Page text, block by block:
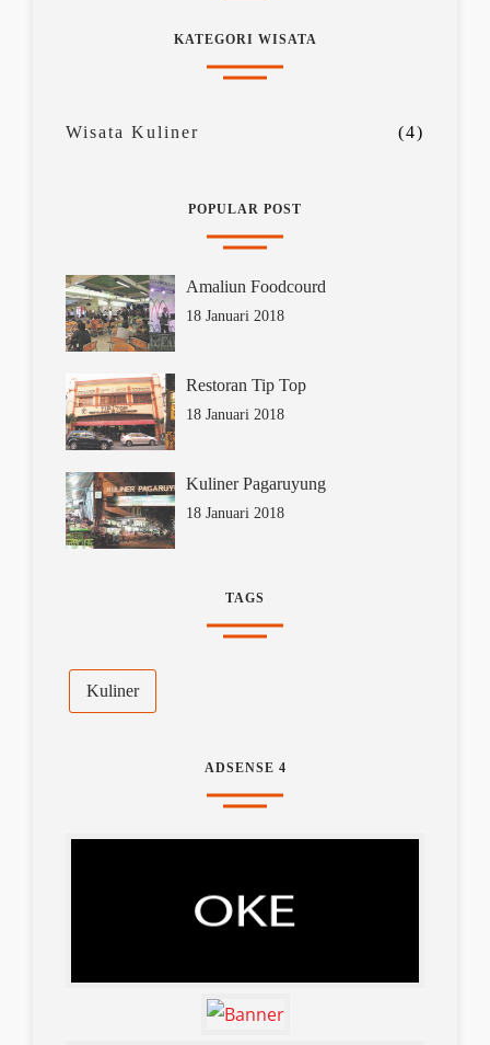
KATEGORI WISATA
Wisata Kuliner (4)
POPULAR POST
Amaliun Foodcourd
18 Januari 2018
Restoran Tip Top
18 Januari 2018
Kuliner Pagaruyung
18 Januari 2018
TAGS
Kuliner
ADSENSE 4